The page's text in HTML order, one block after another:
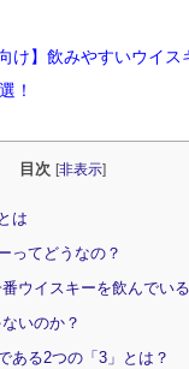
け】飲みやすいウイ
！
目次 [非表示]
は
ってどうなの？
ウイスキーを飲んでい
いのか？
ある2つの「3」とは？